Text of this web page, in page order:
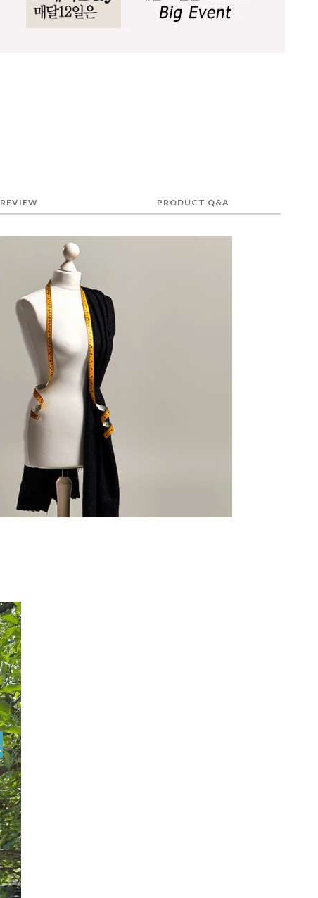
REVIEW PRODUCT Q&A